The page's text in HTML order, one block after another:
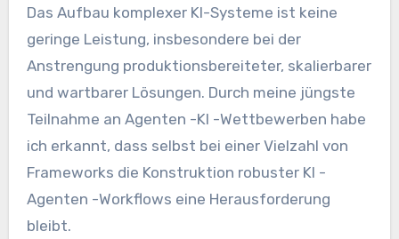
Das Aufbau komplexer KI-Systeme ist keine
geringe Leistung, insbesondere bei der
Anstrengung produktionsbereiteter, skalierbarer
und wartbarer Lösungen. Durch meine jüngste
Teilnahme an Agenten -KI -Wettbewerben habe
ich erkannt, dass selbst bei einer Vielzahl von
Frameworks die Konstruktion robuster KI -
Agenten -Workflows eine Herausforderung
bleibt.